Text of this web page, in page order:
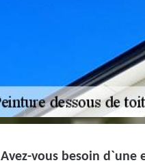
Avez-vous besoin d`une